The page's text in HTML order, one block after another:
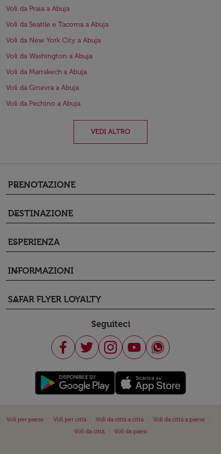
Voli da Praia a Abuja
Voli da Seattle e Tacoma a Abuja
Voli da New York City a Abuja
Voli da Washington a Abuja
Voli da Marrakech a Abuja
Voli da Ginevra a Abuja
Voli da Pechino a Abuja
VEDI ALTRO
PRENOTAZIONE
keyboard_arrow_down
DESTINAZIONE
keyboard_arrow_down
ESPERIENZA
keyboard_arrow_down
INFORMAZIONI
keyboard_arrow_down
SAFAR FLYER LOYALTY
keyboard_arrow_down
Seguiteci
Voli per paese Voli per città Voli da città a città Voli da città a paese
Voli da città
Voli da paesi